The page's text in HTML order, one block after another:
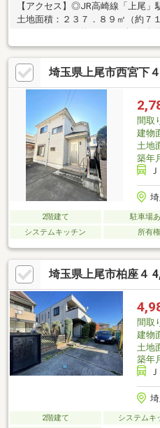
【アクセス】◎JR高崎線「上尾
土地面積：２３７．８９㎡（約７
工務店施工の木造２階建て■間取
ＤＫ■開放感のある吹き抜けのリ
埼玉県上尾市西宮下
間取
建物
土地
築年
2階建て 駐車場
システムキッチン
所有権
埼玉県上尾市柏座４
間取
建物
土地
築年
2階建て システムキ